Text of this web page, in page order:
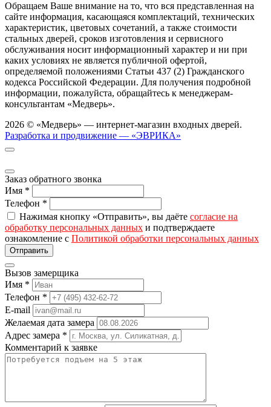
Обращаем Ваше внимание на то, что вся представленная на
сайте информация, касающаяся комплектаций, технических
характеристик, цветовых сочетаний, а также стоимости
стальных дверей, сроков изготовления и сервисного
обслуживания носит информационный характер и ни при
каких условиях не является публичной офертой,
определяемой положениями Статьи 437 (2) Гражданского
кодекса Российской Федерации. Для получения подробной
информации, пожалуйста, обращайтесь к менеджерам-
консультантам «Медверь».
2026 © «Медверь» — интернет-магазин входных дверей.
Разработка и продвижение — «ЭВРИКА»
Заказ обратного звонка
Имя *
Телефон *
Нажимая кнопку «Отправить», вы даёте согласие на
обработку персональных данных и подтверждаете
ознакомление с Политикой обработки персональных данных
Вызов замерщика
Имя *
Телефон *
E-mail
Желаемая дата замера
Адрес замера *
Комментарий к заявке